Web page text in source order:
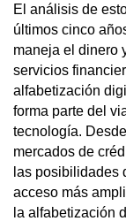
El análisis de
últimos cinco
maneja el dinero
servicios
alfabetización
forma parte del
tecnología.
mercados de
las posibilidades
acceso más
la alfabetización